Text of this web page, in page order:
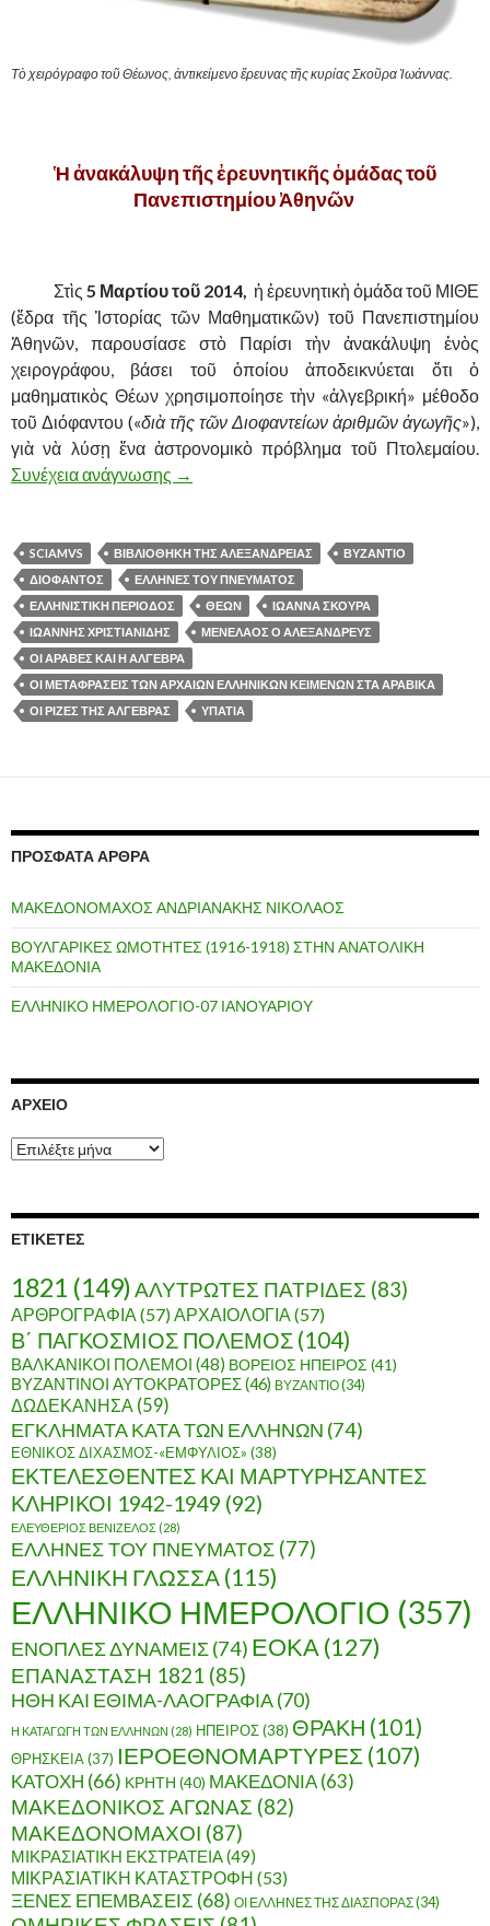
Τὸ χειρόγραφο τοῦ Θέωνος, ἀντικείμενο ἔρευνας τῆς κυρίας Σκοῦρα Ἰωάννας.
Ἡ ἀνακάλυψη τῆς ἐρευνητικῆς ὁμάδας τοῦ
Πανεπιστημίου Ἀθηνῶν
Στὶς 5 Μαρτίου τοῦ 2014, ἡ ἐρευνητικὴ ὁμάδα τοῦ ΜΙΘΕ
(ἕδρα τῆς Ἱστορίας τῶν Μαθηματικῶν) τοῦ Πανεπιστημίου
Ἀθηνῶν, παρουσίασε στὸ Παρίσι τὴν ἀνακάλυψη ἑνὸς
χειρογράφου, βάσει τοῦ ὁποίου ἀποδεικνύεται ὅτι ὁ
μαθηματικὸς Θέων χρησιμοποίησε τὴν «ἀλγεβρική» μέθοδο
τοῦ Διόφαντου («διὰ τῆς τῶν Διοφαντείων ἀριθμῶν ἀγωγῆς»),
γιὰ νὰ λύσῃ ἕνα ἀστρονομικὸ πρόβλημα τοῦ Πτολεμαίου.
Συνέχεια ανάγνωσης ΟΙ ΜΕΤΑΦΡΑΣΕΙΣ ΤΩΝ ΑΡΧΑΙΩΝ
→
SCIAMVS ΒΙΒΛΙΟΘΗΚΗ ΤΗΣ ΑΛΕΞΑΝΔΡΕΙΑΣ
ΒΥΖΑΝΤΙΟ
ΔΙΟΦΑΝΤΟΣ
ΕΛΛΗΝΕΣ ΤΟΥ ΠΝΕΥΜΑΤΟΣ
ΕΛΛΗΝΙΣΤΙΚΗ ΠΕΡΙΟΔΟΣ
ΘΕΩΝ
ΙΩΑΝΝΑ ΣΚΟΥΡΑ
ΙΩΑΝΝΗΣ ΧΡΙΣΤΙΑΝΙΔΗΣ
ΜΕΝΕΛΑΟΣ Ο ΑΛΕΞΑΝΔΡΕΥΣ
ΟΙ ΑΡΑΒΕΣ ΚΑΙ Η ΑΛΓΕΒΡΑ
ΟΙ ΜΕΤΑΦΡΑΣΕΙΣ ΤΩΝ ΑΡΧΑΙΩΝ ΕΛΛΗΝΙΚΩΝ ΚΕΙΜΕΝΩΝ ΣΤΑ ΑΡΑΒΙΚΑ
ΟΙ ΡΙΖΕΣ ΤΗΣ ΑΛΓΕΒΡΑΣ
ΥΠΑΤΙΑ
ΠΡΌΣΦΑΤΑ ΆΡΘΡΑ
ΜΑΚΕΔΟΝΟΜΑΧΟΣ ΑΝΔΡΙΑΝΑΚΗΣ ΝΙΚΟΛΑΟΣ
ΒΟΥΛΓΑΡΙΚΕΣ ΩΜΟΤΗΤΕΣ (1916-1918) ΣΤΗΝ ΑΝΑΤΟΛΙΚΗ
ΜΑΚΕΔΟΝΙΑ
ΕΛΛΗΝΙΚΟ ΗΜΕΡΟΛΟΓΙΟ-07 ΙΑΝΟΥΑΡΙΟΥ
ΑΡΧΕΊΟ
Α
ρ
ο
ΕΤΙΚΈΤΕΣ
1821 (149)ΑΛΥΤΡΩΤΕΣ ΠΑΤΡΙΔΕΣ (83)
ΑΡΘΡΟΓΡΑΦΙΑ(57)ΑΡΧΑΙΟΛΟΓΙΑ(57)
Β΄ ΠΑΓΚΟΣΜΙΟΣ ΠΟΛΕΜΟΣ (104)
ΒΑΛΚΑΝΙΚΟΙ ΠΟΛΕΜΟΙ (48) ΒΟΡΕΙΟΣ ΗΠΕΙΡΟΣ (41)
ΒΥΖΑΝΤΙΝΟΙ ΑΥΤΟΚΡΑΤΟΡΕΣ(46) ΒΥΖΑΝΤΙΟ(34)
ΔΩΔΕΚΑΝΗΣΑ (59)
ΕΓΚΛΗΜΑΤΑ ΚΑΤΑ ΤΩΝ ΕΛΛΗΝΩΝ (74)
ΕΘΝΙΚΟΣ ΔΙΧΑΣΜΟΣ-«ΕΜΦΥΛΙΟΣ» (38)
ΕΚΤΕΛΕΣΘΕΝΤΕΣ ΚΑΙ ΜΑΡΤΥΡΗΣΑΝΤΕΣ
ΚΛΗΡΙΚΟΙ 1942-1949 (92)
ΕΛΕΥΘΕΡΙΟΣ ΒΕΝΙΖΕΛΟΣ (28)
ΕΛΛΗΝΕΣ ΤΟΥ ΠΝΕΥΜΑΤΟΣ (77)
ΕΛΛΗΝΙΚΗ ΓΛΩΣΣΑ (115)
ΕΛΛΗΝΙΚΟ ΗΜΕΡΟΛΟΓΙΟ (357)
ΕΝΟΠΛΕΣ ΔΥΝΑΜΕΙΣ(74) ΕΟΚΑ (127)
ΕΠΑΝΑΣΤΑΣΗ 1821 (85)
ΗΘΗ ΚΑΙ ΕΘΙΜΑ-ΛΑΟΓΡΑΦΙΑ(70)
Η ΚΑΤΑΓΩΓΗ ΤΩΝ ΕΛΛΗΝΩΝ (28) ΗΠΕΙΡΟΣ(38) ΘΡΑΚΗ (101)
ΘΡΗΣΚΕΙΑ(37) ΙΕΡΟΕΘΝΟΜΑΡΤΥΡΕΣ (107)
ΚΑΤΟΧΗ (66) ΚΡΗΤΗ (40) ΜΑΚΕΔΟΝΙΑ(63)
ΜΑΚΕΔΟΝΙΚΟΣ ΑΓΩΝΑΣ (82)
ΜΑΚΕΔΟΝΟΜΑΧΟΙ (87)
ΜΙΚΡΑΣΙΑΤΙΚΗ ΕΚΣΤΡΑΤΕΙΑ(49)
ΜΙΚΡΑΣΙΑΤΙΚΗ ΚΑΤΑΣΤΡΟΦΗ (53)
ΞΕΝΕΣ ΕΠΕΜΒΑΣΕΙΣ (68) ΟΙ ΕΛΛΗΝΕΣ ΤΗΣ ΔΙΑΣΠΟΡΑΣ(34)